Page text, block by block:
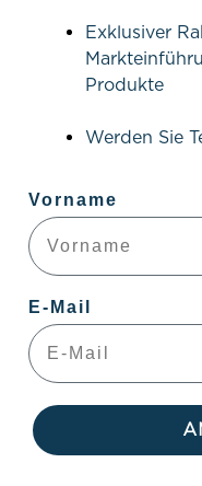
Exklusiver
Produkte
Werden Sie
Vorname
E-Mail